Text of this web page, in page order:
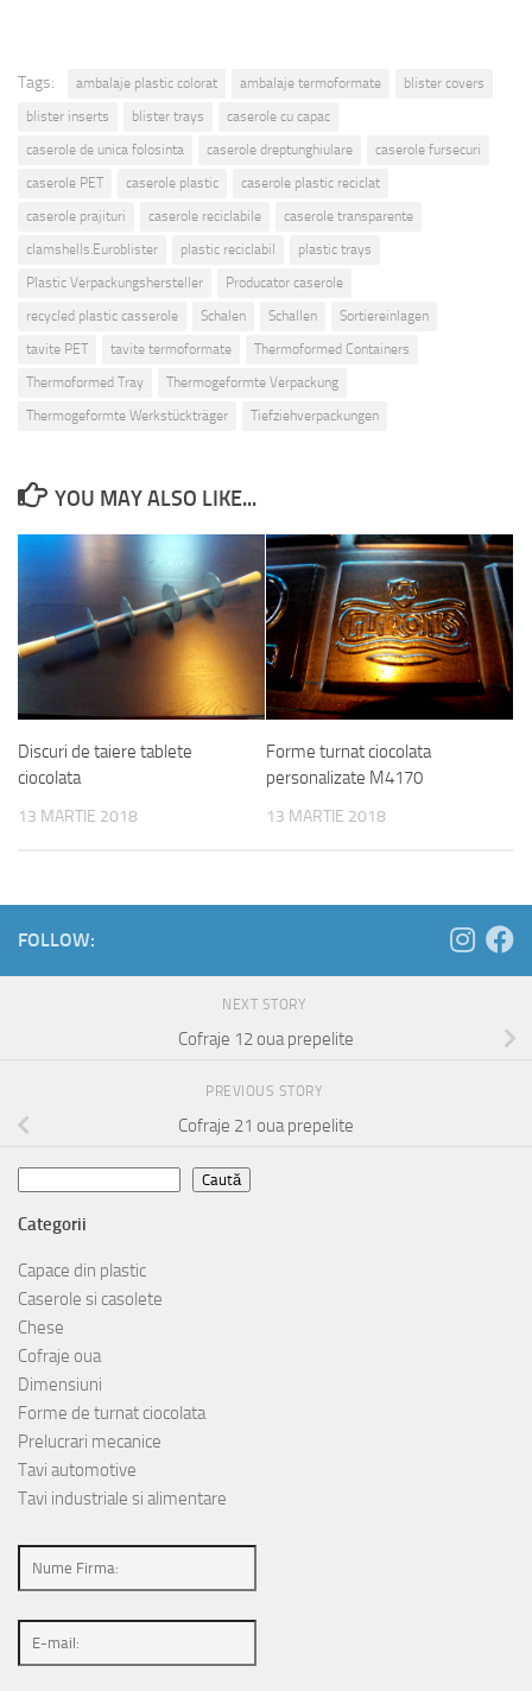
Tags: ambalaje plastic colorat ambalaje termoformate
blister covers
blister inserts
blister trays
caserole cu capac
caserole de unica folosinta
caserole dreptunghiulare
caserole fursecuri
caserole PET
caserole plastic
caserole plastic reciclat
caserole prajituri
caserole reciclabile
caserole transparente
clamshells.Euroblister
plastic reciclabil
plastic trays
Plastic Verpackungshersteller
Producator caserole
recycled plastic casserole
Schalen Schallen
Sortiereinlagen
tavite PET
tavite termoformate
Thermoformed Containers
Thermoformed Tray
Thermogeformte Verpackung
Thermogeformte Werkstückträger
Tiefziehverpackungen
YOU MAY ALSO LIKE...
Discuri de taiere tablete
ciocolata
13 MARTIE 2018
Forme turnat ciocolata
personalizate M4170
13 MARTIE 2018
FOLLOW:
NEXT STORY
Cofraje 12 oua prepelite
PREVIOUS STORY
Cofraje 21 oua prepelite
Caută
Categorii
Capace din plastic
Caserole si casolete
Chese
Cofraje oua
Dimensiuni
Forme de turnat ciocolata
Prelucrari mecanice
Tavi automotive
Tavi industriale si alimentare